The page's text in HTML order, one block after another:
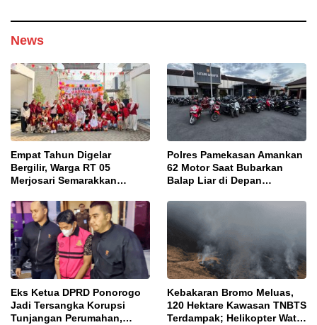
News
Empat Tahun Digelar
Bergilir, Warga RT 05
Merjosari Semarakkan
Kemerdekaan
Polres Pamekasan Amankan
62 Motor Saat Bubarkan
Balap Liar di Depan
Eks Ketua DPRD Ponorogo
Jadi Tersangka Korupsi
Tunjangan Perumahan,
Kebakaran Bromo Meluas,
120 Hektare Kawasan TNBTS
Terdampak; Helikopter Water